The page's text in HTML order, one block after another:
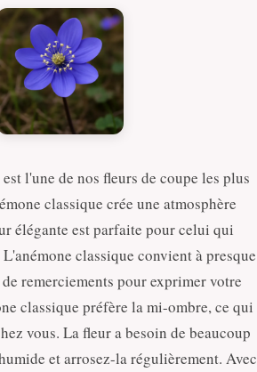
l'une de nos fleurs de coupe les plus
classique crée une atmosphère
élégante est parfaite pour celui qui
classique convient à presque
remerciements pour exprimer votre
classique préfère la mi-ombre, ce qui
vous. La fleur a besoin de beaucoup
et arrosez-la régulièrement. Avec